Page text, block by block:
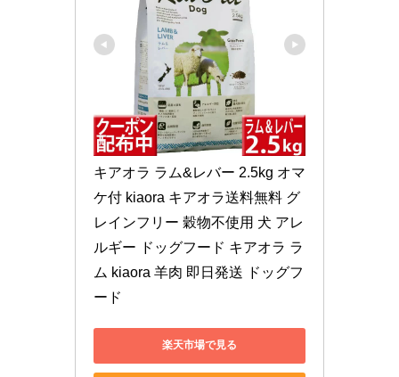
キアオラ ラム&レバー 2.5kg オマ
ケ付 kiaora キアオラ送料無料 グ
レインフリー 穀物不使用 犬 アレ
ルギー ドッグフード キアオラ ラ
ム kiaora 羊肉 即日発送 ドッグフ
ード
楽天市場で見る